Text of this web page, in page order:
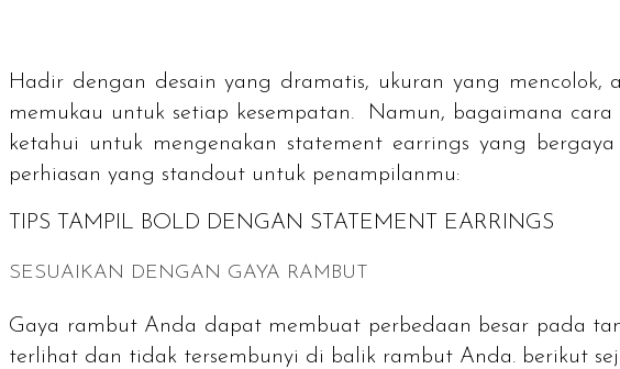
Hadir dengan desain yang dramatis, ukuran yang mencolok,
memukau untuk setiap kesempatan. Namun, bagaimana
ketahui untuk mengenakan statement earrings yang
perhiasan yang standout untuk penampilanmu:
TIPS TAMPIL BOLD DENGAN STATEMENT EARRINGS
SESUAIKAN DENGAN GAYA RAMBUT
Gaya rambut Anda dapat membuat perbedaan besar pada
terlihat dan tidak tersembunyi di balik rambut Anda. berikut